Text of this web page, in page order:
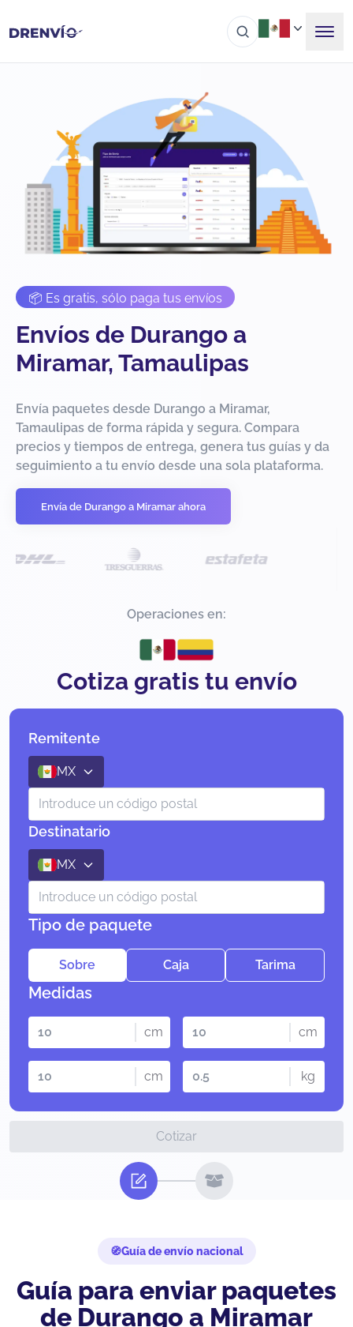
📦 Es gratis, sólo paga tus envíos
Envíos de Durango a
Miramar, Tamaulipas
Envía paquetes desde Durango a Miramar,
Tamaulipas de forma rápida y segura. Compara
precios y tiempos de entrega, genera tus guías y da
seguimiento a tu envío desde una sola plataforma.
Envía de Durango a Miramar ahora
Operaciones en:
Cotiza gratis tu envío
Remitente
MX
Destinatario
MX
Tipo de paquete
Sobre Caja Tarima
Medidas
cm cm
cm kg
Cotizar
Guía de envío nacional
Guía para enviar paquetes
de Durango a Miramar